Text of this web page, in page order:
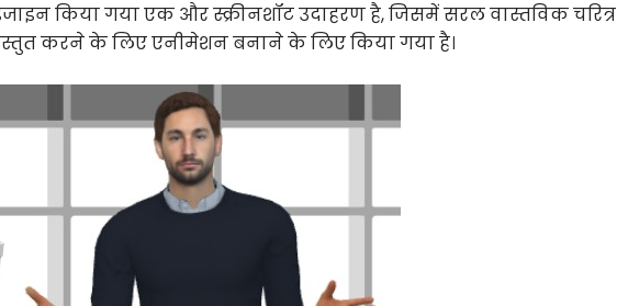
किया गया एक और स्क्रीनशॉट उदाहरण है, जिसमें सरल वास्तविक चरित्र
करने के लिए एनीमेशन बनाने के लिए किया गया है।